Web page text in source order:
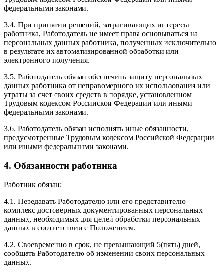
федеральными законами.
3.4. При принятии решений, затрагивающих интересы
работника, Работодатель не имеет права основываться на
персональных данных работника, полученных исключительно
в результате их автоматизированной обработки или
электронного получения.
3.5. Работодатель обязан обеспечить защиту персональных
данных работника от неправомерного их использования или
утраты за счет своих средств в порядке, установленном
Трудовым кодексом Российской Федерации или иными
федеральными законами.
3.6. Работодатель обязан исполнять иные обязанности,
предусмотренные Трудовым кодексом Российской Федерации
или иными федеральными законами.
4. Обязанности работника
Работник обязан:
4.1. Передавать Работодателю или его представителю
комплекс достоверных документированных персональных
данных, необходимых для целей обработки персональных
данных в соответствии с Положением.
4.2. Своевременно в срок, не превышающий 5(пять) дней,
сообщать Работодателю об изменении своих персональных
данных.